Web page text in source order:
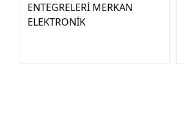
ENTEGRELERİ MERKAN
ELEKTRONİK